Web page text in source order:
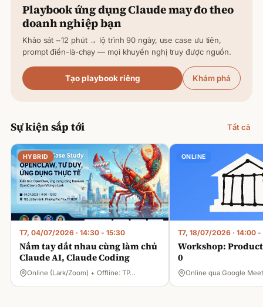
Playbook ứng dụngClaudemay đo theo
doanh nghiệp bạn
Khảo sát ~12 phút → lộ trình 90 ngày, use case ưu tiên,
prompt điền-là-chạy — mọi khuyến nghị truy được nguồn.
Tạo playbook riêng Khám phá
Sự kiện sắp tới Tất cả
HYBRID
T7, 04/07/2026 · 14:30 - 15:30
Nắm tay dắt nhau cùng làm chủ
Claude AI, Claude Coding
Online (Lark/Zoom) + Offline: TP…
ONLINE
T7, 18/07/2026 · 14:00 -
Workshop:
0
Online qua Google Meet